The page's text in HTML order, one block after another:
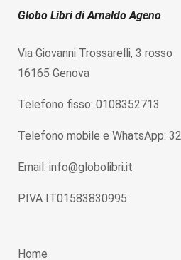
Globo Libri di Arnaldo Ageno
Via Giovanni Trossarelli, 3 rosso
16165 Genova
Telefono fisso: 0108352713
Telefono mobile e WhatsApp:
Email: info@globolibri.it
P.IVA IT01583830995
Home